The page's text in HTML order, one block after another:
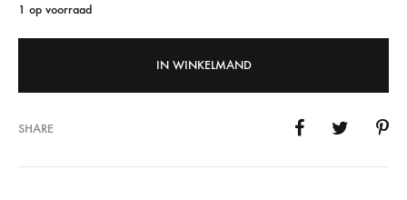
1 op voorraad
IN WINKELMAND
SHARE